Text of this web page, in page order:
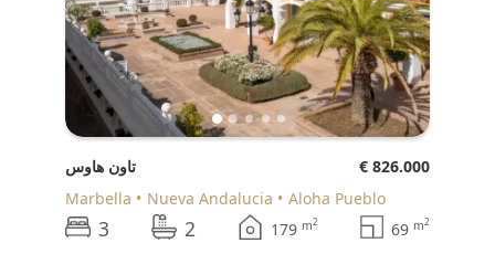
تاون هاوس
€ 826.000
Marbella
Nueva Andalucia Aloha Pueblo
3 2 179 m2 69 m2